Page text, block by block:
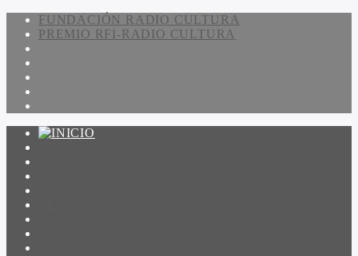
FUNDACIÓN RADIO CULTURA
PREMIO RFI-RADIO CULTURA